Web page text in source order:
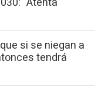
si se niegan a
tendrá